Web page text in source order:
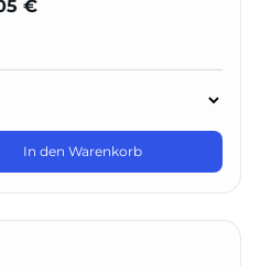
€
In den Warenkorb